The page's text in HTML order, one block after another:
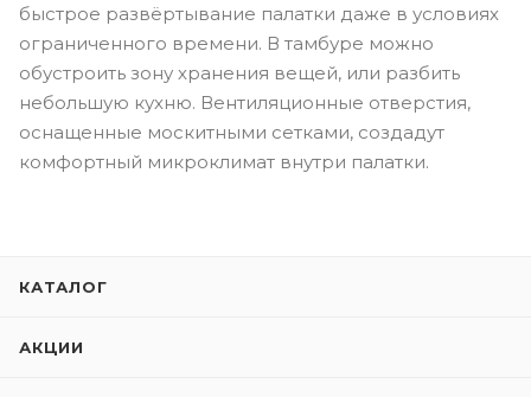
быстрое развёртывание палатки даже в условиях
ограниченного времени. В тамбуре можно
обустроить зону хранения вещей, или разбить
небольшую кухню. Вентиляционные отверстия,
оснащенные москитными сетками, создадут
комфортный микроклимат внутри палатки.
КАТАЛОГ
АКЦИИ